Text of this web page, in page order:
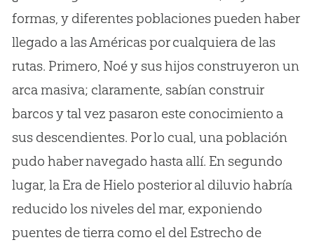
formas, y diferentes poblaciones pueden haber
llegado a las Américas por cualquiera de las
rutas. Primero, Noé y sus hijos construyeron un
arca masiva; claramente, sabían construir
barcos y tal vez pasaron este conocimiento a
sus descendientes. Por lo cual, una población
pudo haber navegado hasta allí. En segundo
lugar, la Era de Hielo posterior al diluvio habría
reducido los niveles del mar, exponiendo
puentes de tierra como el del Estrecho de